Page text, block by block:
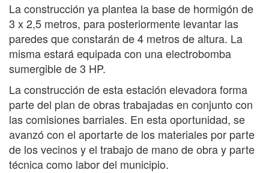
La construcción ya plantea la base de hormigón de
3 x 2,5 metros, para posteriormente levantar las
paredes que constarán de 4 metros de altura. La
misma estará equipada con una electrobomba
sumergible de 3 HP.
La construcción de esta estación elevadora forma
parte del plan de obras trabajadas en conjunto con
las comisiones barriales. En esta oportunidad, se
avanzó con el aportarte de los materiales por parte
de los vecinos y el trabajo de mano de obra y parte
técnica como labor del municipio.